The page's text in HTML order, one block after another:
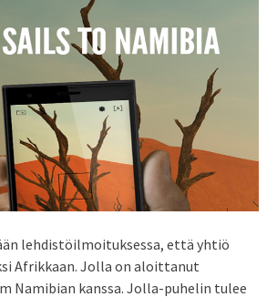
lehdistöilmoituksessa, että yhtiö
Afrikkaan. Jolla on aloittanut
Namibian kanssa. Jolla-puhelin tulee